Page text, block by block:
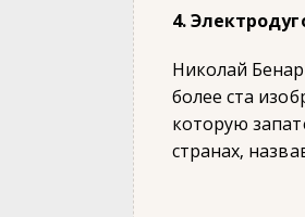
4.
Николай
более ста
которую
странах,